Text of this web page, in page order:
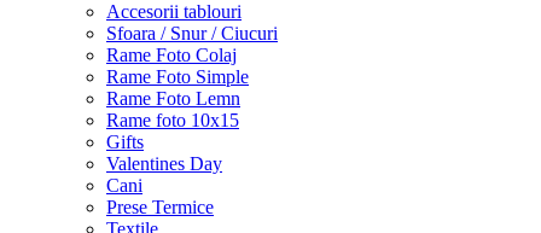
Accesorii tablouri
Sfoara / Snur / Ciucuri
Rame Foto Colaj
Rame Foto Simple
Rame Foto Lemn
Rame foto 10x15
Gifts
Valentines Day
Cani
Prese Termice
Textile